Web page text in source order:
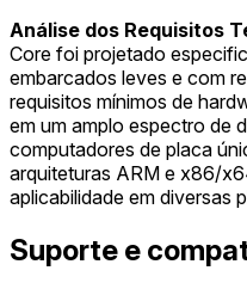
Análise dos Requisitos
Core foi projetado
embarcados leves e com
requisitos mínimos de
em um amplo espectro de
computadores de placa
arquiteturas ARM e x86/
aplicabilidade em diversas
Suporte e